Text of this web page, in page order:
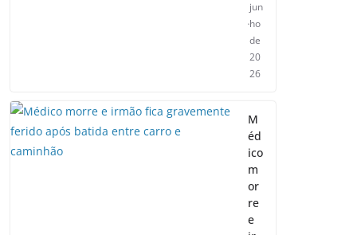
jun
ho
de
20
26
M
éd
ico
m
or
re
e